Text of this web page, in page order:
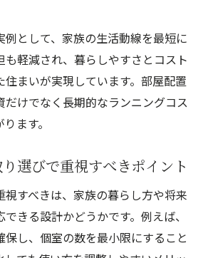
として、家族の生活動線を最短に
も軽減され、暮らしやすさとコスト
住まいが実現しています。部屋配置
だけでなく長期的なランニングコス
ます。
選びで重視すべきポイント
視すべきは、家族の暮らし方や将来
きる設計かどうかです。例えば、
保し、個室の数を最小限にすること